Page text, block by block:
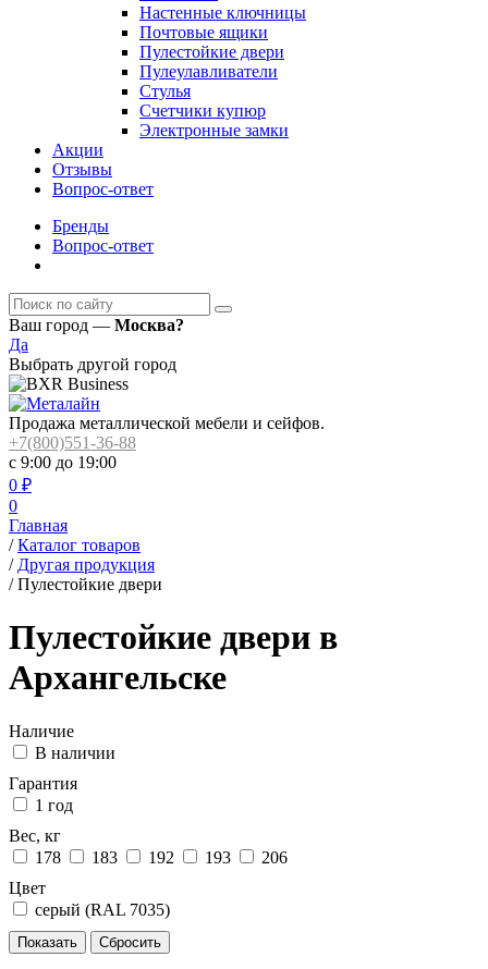
Настенные ключницы
Почтовые ящики
Пулестойкие двери
Пулеулавливатели
Стулья
Счетчики купюр
Электронные замки
Акции
Отзывы
Вопрос-ответ
Бренды
Вопрос-ответ
Ваш город — Москва?
Да
Выбрать другой город
Продажа металлической мебели и сейфов.
+7(800)551-36-88
с 9:00 до 19:00
0 ₽
0
Главная
/ Каталог товаров
/ Другая продукция
/ Пулестойкие двери
Пулестойкие двери в
Архангельске
Наличие
В наличии
Гарантия
1 год
Вес, кг
178
183 192 193
206
Цвет
серый (RAL 7035)